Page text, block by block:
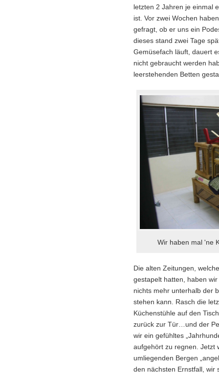
letzten 2 Jahren je einmal
ist. Vor zwei Wochen
gefragt, ob er uns ein
dieses stand zwei Tage
Gemüsefach läuft, dauert
nicht gebraucht werden
leerstehenden Betten
Wir haben mal 'ne
Die alten Zeitungen,
gestapelt hatten, haben
nichts mehr unterhalb der
stehen kann. Rasch die
Küchenstühle auf den
zurück zur Tür…und der
wir ein gefühltes
aufgehört zu regnen. Jetzt
umliegenden Bergen
den nächsten Ernstfall, wir